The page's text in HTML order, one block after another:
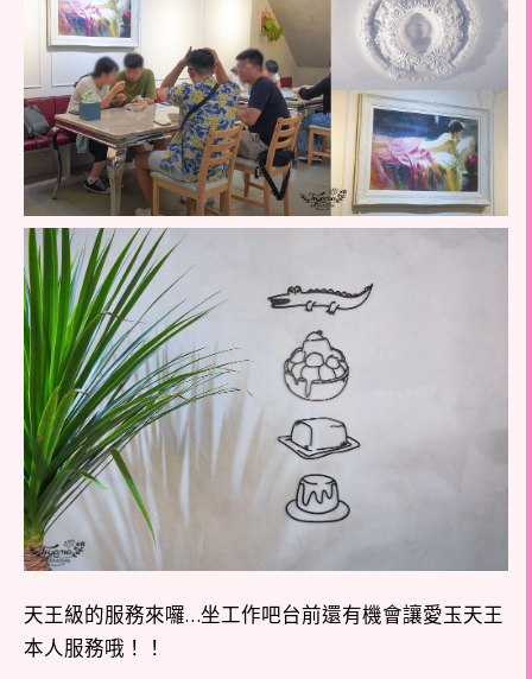
天王級的服務來囉…坐工作吧台前還有機會讓愛玉天王
本人服務哦！！